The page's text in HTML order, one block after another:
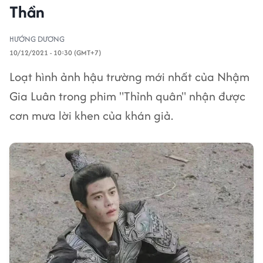
Thần
HƯỚNG DƯƠNG
10/12/2021 - 10:30 (GMT+7)
Loạt hình ảnh hậu trường mới nhất của Nhậm
Gia Luân trong phim "Thỉnh quân" nhận được
cơn mưa lời khen của khán giả.